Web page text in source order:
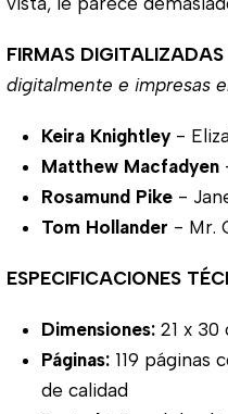
FIRMAS DIGITALIZADAS
digitalmente e impresas
Keira Knightley -
Matthew Macfadyen
Rosamund Pike -
Tom Hollander - Mr.
ESPECIFICACIONES
Dimensiones: 21 x
Páginas: 119 páginas
de calidad